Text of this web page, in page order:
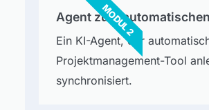
Agent zum
Ein KI-Agent, der
Projektmanagement-Tool
synchronisiert.
MODUL 2